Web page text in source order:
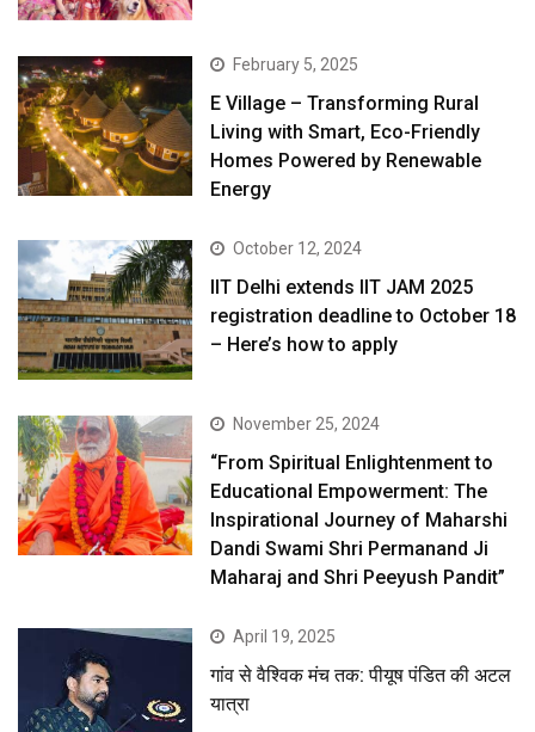
February 5, 2025
E Village – Transforming Rural
Living with Smart, Eco-Friendly
Homes Powered by Renewable
Energy
October 12, 2024
IIT Delhi extends IIT JAM 2025
registration deadline to October 18
– Here’s how to apply
November 25, 2024
“From Spiritual Enlightenment to
Educational Empowerment: The
Inspirational Journey of Maharshi
Dandi Swami Shri Permanand Ji
Maharaj and Shri Peeyush Pandit”
April 19, 2025
गांव से वैश्विक मंच तक: पीयूष पंडित की अटल
यात्रा